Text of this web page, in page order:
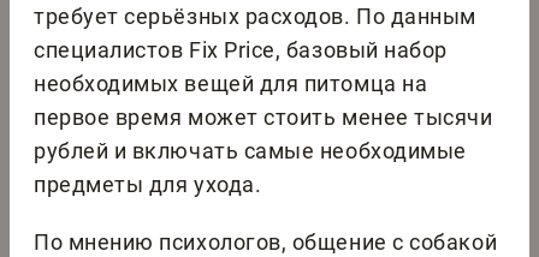
требует серьёзных расходов. По данным
специалистов Fix Price, базовый набор
необходимых вещей для питомца на
первое время может стоить менее тысячи
рублей и включать самые необходимые
предметы для ухода.
По мнению психологов, общение с собакой